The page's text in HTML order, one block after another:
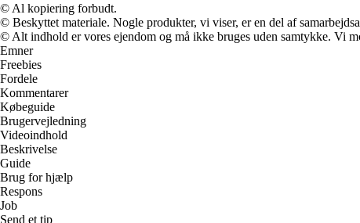
© Al kopiering forbudt.
© Beskyttet materiale. Nogle produkter, vi viser, er en del af
© Alt indhold er vores ejendom og må ikke bruges uden samtykke. Vi
Emner
Freebies
Fordele
Kommentarer
Købeguide
Brugervejledning
Videoindhold
Beskrivelse
Guide
Brug for hjælp
Respons
Job
Send et tip